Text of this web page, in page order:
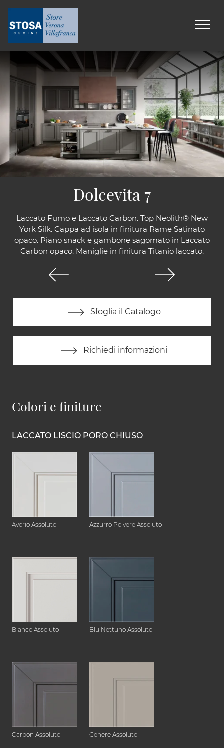
Laccato Fumo e Laccato Carbon. Top Neolith® New
York Silk. Cappa ad isola in finitura Rame Satinato
opaco. Piano snack e gambone sagomato in Laccato
Carbon opaco. Maniglie in finitura Titanio laccato.
Sfoglia il Catalogo
Richiedi informazioni
Dolcevita 7
Colori e finiture
LACCATO LISCIO PORO CHIUSO
Avorio Assoluto Azzurro Polvere Assoluto
Bianco Assoluto Blu Nettuno Assoluto
Carbon Assoluto Cenere Assoluto